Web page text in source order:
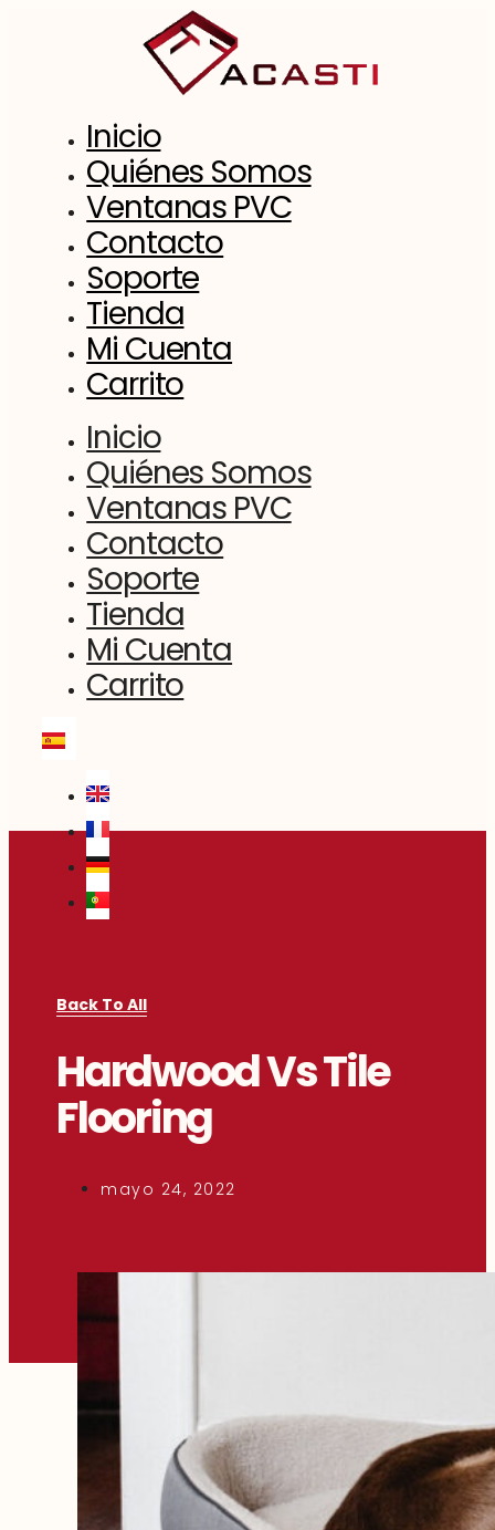
Inicio
Quiénes Somos
Ventanas PVC
Contacto
Soporte
Tienda
Mi Cuenta
Carrito
Inicio
Quiénes Somos
Ventanas PVC
Contacto
Soporte
Tienda
Mi Cuenta
Carrito
Back To All
Hardwood Vs Tile
Flooring
mayo 24, 2022